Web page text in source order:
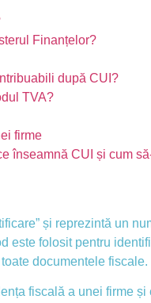
Finanțelor?
după CUI?
TVA?
firme
înseamnă CUI și cum
și reprezintă un
este folosit pentru
documentele fiscale.
fiscală a unei firme